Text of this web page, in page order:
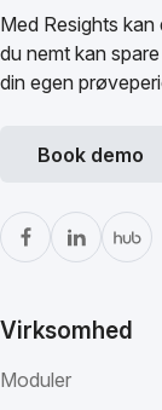
Med Resights
du nemt kan
din egen
Book demo
Virksomhed
Moduler